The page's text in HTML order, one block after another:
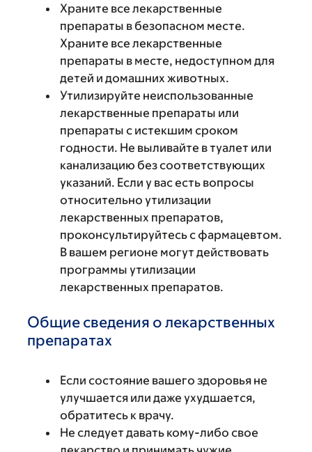
Храните все лекарственные
препараты в безопасном месте.
Храните все лекарственные
препараты в месте, недоступном для
детей и домашних животных.
Утилизируйте неиспользованные
лекарственные препараты или
препараты с истекшим сроком
годности. Не выливайте в туалет или
канализацию без соответствующих
указаний. Если у вас есть вопросы
относительно утилизации
лекарственных препаратов,
проконсультируйтесь с фармацевтом.
В вашем регионе могут действовать
программы утилизации
лекарственных препаратов.
Общие сведения о лекарственных
препаратах
Если состояние вашего здоровья не
улучшается или даже ухудшается,
обратитесь к врачу.
Не следует давать кому-либо свое